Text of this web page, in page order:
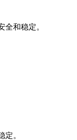
和稳定。
。